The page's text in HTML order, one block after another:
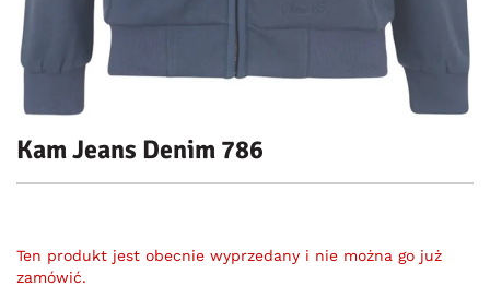
Kam Jeans Denim 786
Ten produkt jest obecnie wyprzedany i nie można go już
zamówić.